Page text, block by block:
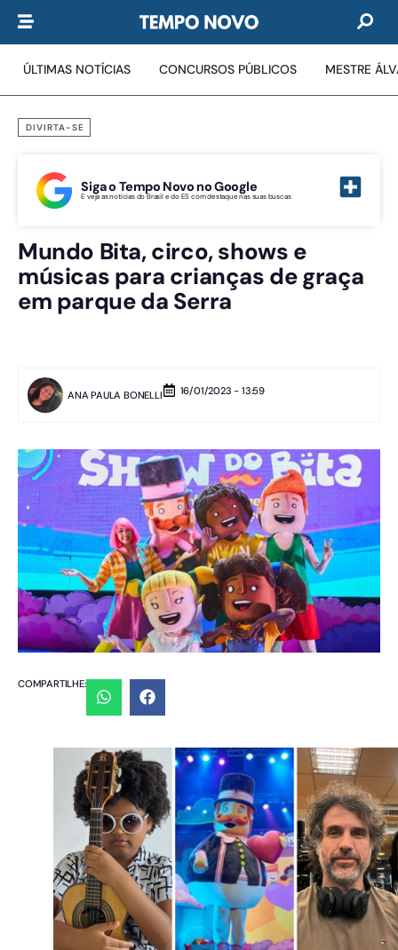
ÚLTIMAS NOTÍCIAS CONCURSOS PÚBLICOS MESTRE
DIVIRTA-SE
Siga o Tempo Novo no Google
E veja as notícias do Brasil e do ES com destaque nas suas buscas
Mundo Bita, circo, shows e
músicas para crianças de graça
em parque da Serra
ANA PAULA BONELLI 16/01/2023 - 13:59
COMPARTILHE: